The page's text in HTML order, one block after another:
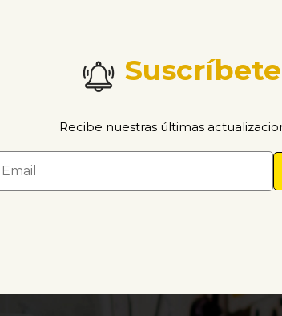
Suscríbete
Recibe nuestras últimas